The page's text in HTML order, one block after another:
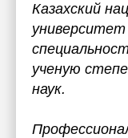
Казахский
ученую
наук.